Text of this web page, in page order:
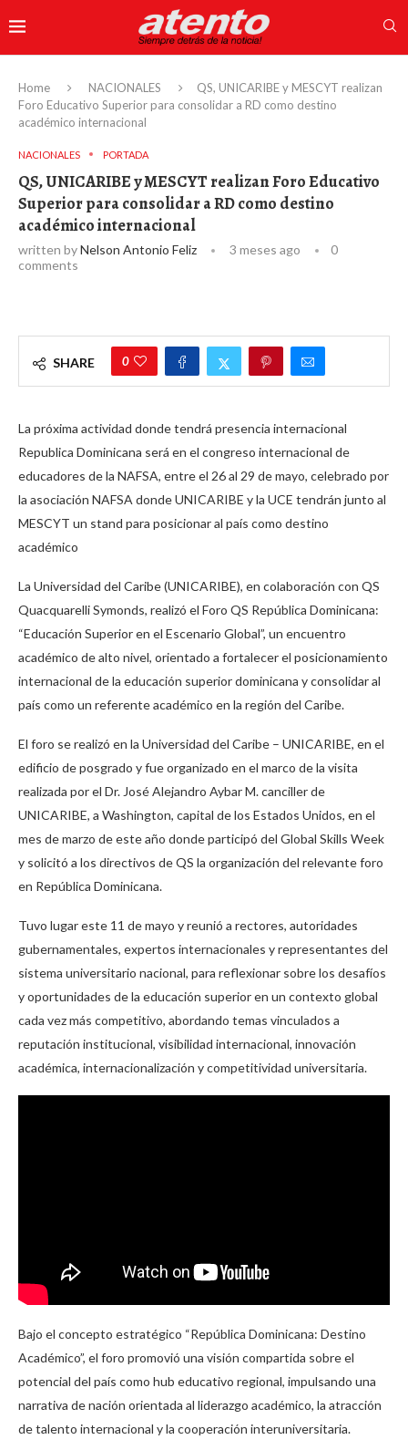
Home NACIONALES
QS, UNICARIBE y MESCYT realizan
Foro Educativo Superior para consolidar a RD como destino
académico internacional
NACIONALES PORTADA
QS, UNICARIBE y MESCYT realizan Foro Educativo
Superior para consolidar a RD como destino
académico internacional
written byNelson Antonio Feliz 3 meses ago
0
comments
SHARE 0
La próxima actividad donde tendrá presencia internacional
Republica Dominicana será en el congreso internacional de
educadores de la NAFSA, entre el 26 al 29 de mayo, celebrado por
la asociación NAFSA donde UNICARIBE y la UCE tendrán junto al
MESCYT un stand para posicionar al país como destino
académico
La Universidad del Caribe (UNICARIBE), en colaboración con QS
Quacquarelli Symonds, realizó el Foro QS República Dominicana:
“Educación Superior en el Escenario Global”, un encuentro
académico de alto nivel, orientado a fortalecer el posicionamiento
internacional de la educación superior dominicana y consolidar al
país como un referente académico en la región del Caribe.
El foro se realizó en la Universidad del Caribe – UNICARIBE, en el
edificio de posgrado y fue organizado en el marco de la visita
realizada por el Dr. José Alejandro Aybar M. canciller de
UNICARIBE, a Washington, capital de los Estados Unidos, en el
mes de marzo de este año donde participó del Global Skills Week
y solicitó a los directivos de QS la organización del relevante foro
en República Dominicana.
Tuvo lugar este 11 de mayo y reunió a rectores, autoridades
gubernamentales, expertos internacionales y representantes del
sistema universitario nacional, para reflexionar sobre los desafíos
y oportunidades de la educación superior en un contexto global
cada vez más competitivo, abordando temas vinculados a
reputación institucional, visibilidad internacional, innovación
académica, internacionalización y competitividad universitaria.
Bajo el concepto estratégico “República Dominicana: Destino
Académico”, el foro promovió una visión compartida sobre el
potencial del país como hub educativo regional, impulsando una
narrativa de nación orientada al liderazgo académico, la atracción
de talento internacional y la cooperación interuniversitaria.